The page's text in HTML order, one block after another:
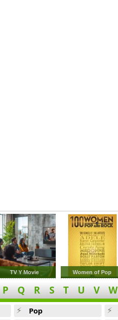
TV Y Movie Women of Pop
P Q R S T U V W
Pop